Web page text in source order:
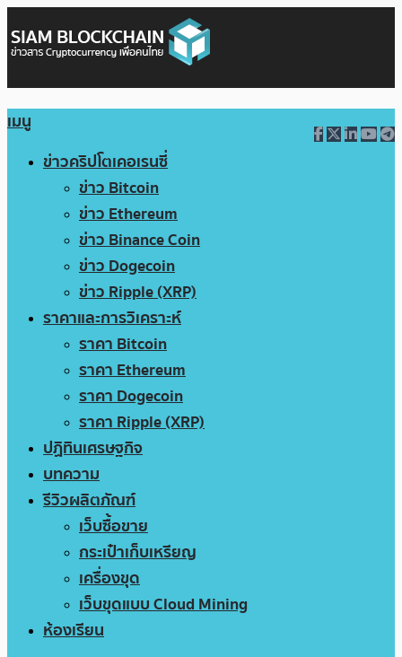
เมนู
ข่าวคริปโตเคอเรนซี่
ข่าว Bitcoin
ข่าว Ethereum
ข่าว Binance Coin
ข่าว Dogecoin
ข่าว Ripple (XRP)
ราคาและการวิเคราะห์
ราคา Bitcoin
ราคา Ethereum
ราคา Dogecoin
ราคา Ripple (XRP)
ปฏิทินเศรษฐกิจ
บทความ
รีวิวผลิตภัณฑ์
เว็บซื้อขาย
กระเป๋าเก็บเหรียญ
เครื่องขุด
เว็บขุดแบบ Cloud Mining
ห้องเรียน